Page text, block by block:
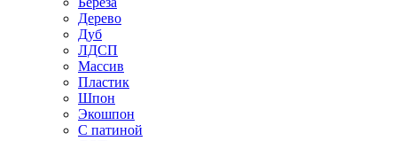
Дерево
Дуб
ЛДСП
Массив
Пластик
Шпон
Экошпон
С патиной